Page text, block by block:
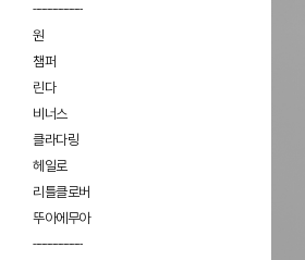
------------------
원
챔퍼
린다
비너스
클라다링
헤일로
리틀클로버
뚜아에무아
------------------